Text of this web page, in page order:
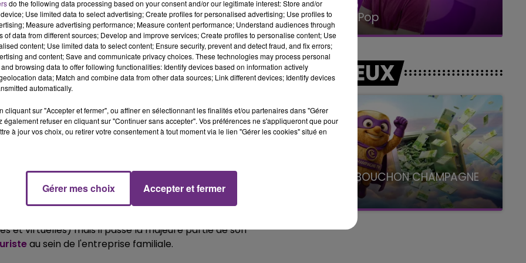
tout un fan de football. Le jeune homme supporte deux
leCSSA, le club de ses racines. Le Sedannais a d'ailleurs
:"j'ai joué au CSSA jusqu'en 18 Nationaux...
joueur de football professionnel, son nom est tout de
"En 2019 j'avais été approché par le Racing Club de
un joueur pour représenter le club".
avait manqué l'accession en Ligue 1 cette année là.
et virtuelles) mais il passe la majeure partie de son
au sein de l'entreprise familiale.
14h00 - 15h00
La Radio Pop
15h00 - 19h00
Le Club Champagne FM
LES JEUX
LE SUPER BOUCHON CHAMPAGNE
avec La Famille Champagne FM, à 8H10
do the following data processing based on your consent and/or our legitimate interest: Store and/or
Use limited data to select advertising; Create profiles for personalised advertising; Use profiles to
Measure advertising performance; Measure content performance; Understand audiences through
of data from different sources; Develop and improve services; Create profiles to personalise content; Use
content; Use limited data to select content; Ensure security, prevent and detect fraud, and fix errors;
and content; Save and communicate privacy choices. These technologies may process personal
browsing data to offer following functionalities: Identify devices based on information actively
data; Match and combine data from other data sources; Link different devices; Identify devices
automatically.
cliquant sur "Accepter et fermer", ou affiner en sélectionnant les finalités et/ou partenaires dans "Gérer
également refuser en cliquant sur "Continuer sans accepter". Vos préférences ne s'appliqueront que pour
à jour vos choix, ou retirer votre consentement à tout moment via le lien "Gérer les cookies" situé en
Gérer mes choix Accepter et fermer